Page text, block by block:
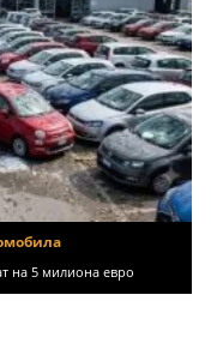
на 5 милиона евро